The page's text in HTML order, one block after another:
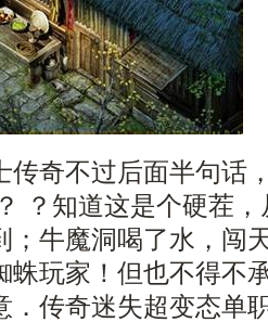
奇不过后面半句话
？知道这是个硬茬
；牛魔洞喝了水，闯
蛛玩家！但也不得不
．传奇迷失超变态单